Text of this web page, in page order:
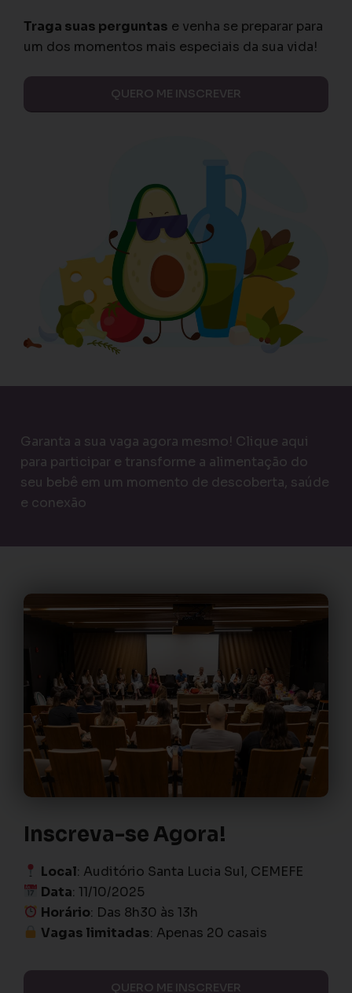
Traga suas perguntas e venha se preparar para
um dos momentos mais especiais da sua vida!
QUERO ME INSCREVER
Garanta a sua vaga agora mesmo! Clique aqui
para participar e transforme a alimentação do
seu bebê em um momento de descoberta, saúde
e conexão
Inscreva-se Agora!
Local: Auditório Santa Lucia Sul, CEMEFE
Data: 11/10/2025
Horário: Das 8h30 às 13h
Vagas limitadas: Apenas 20 casais
QUERO ME INSCREVER